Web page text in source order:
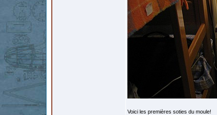
Voici les premières soties du moule!